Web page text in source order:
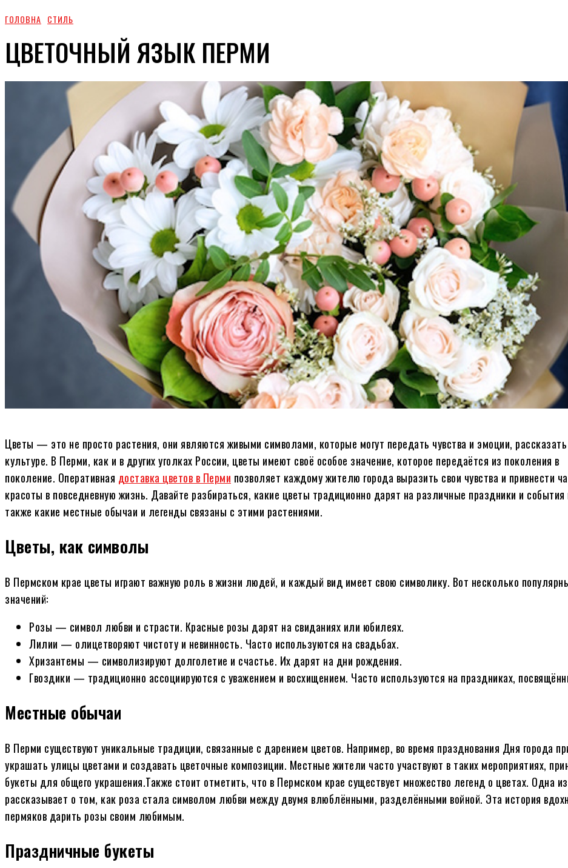
ГОЛОВНА СТИЛЬ
ЦВЕТОЧНЫЙ ЯЗЫК ПЕРМИ
Цветы — это не просто растения, они являются живыми символами, которые могут передать чувства и эмоции,
культуре. В Перми, как и в других уголках России, цветы имеют своё особое значение, которое передаётся из поколения в
поколение. Оперативная доставка цветов в Перми позволяет каждому жителю города выразить свои чувства и привнести
красоты в повседневную жизнь. Давайте разбираться, какие цветы традиционно дарят на различные праздники и
также какие местные обычаи и легенды связаны с этими растениями.
Цветы, как символы
В Пермском крае цветы играют важную роль в жизни людей, и каждый вид имеет свою символику. Вот несколько
значений:
Розы — символ любви и страсти. Красные розы дарят на свиданиях или юбилеях.
Лилии — олицетворяют чистоту и невинность. Часто используются на свадьбах.
Хризантемы — символизируют долголетие и счастье. Их дарят на дни рождения.
Гвоздики — традиционно ассоциируются с уважением и восхищением. Часто используются на праздниках,
Местные обычаи
В Перми существуют уникальные традиции, связанные с дарением цветов. Например, во время празднования Дня города
украшать улицы цветами и создавать цветочные композиции. Местные жители часто участвуют в таких мероприятиях,
букеты для общего украшения.Также стоит отметить, что в Пермском крае существует множество легенд о цветах. Одна
рассказывает о том, как роза стала символом любви между двумя влюблёнными, разделёнными войной. Эта история
пермяков дарить розы своим любимым.
Праздничные букеты